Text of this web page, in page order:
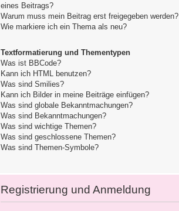
eines Beitrags?
Warum muss mein Beitrag erst freigegeben werden?
Wie markiere ich ein Thema als neu?
Textformatierung und Thementypen
Was ist BBCode?
Kann ich HTML benutzen?
Was sind Smilies?
Kann ich Bilder in meine Beiträge einfügen?
Was sind globale Bekanntmachungen?
Was sind Bekanntmachungen?
Was sind wichtige Themen?
Was sind geschlossene Themen?
Was sind Themen-Symbole?
Registrierung und Anmeldung